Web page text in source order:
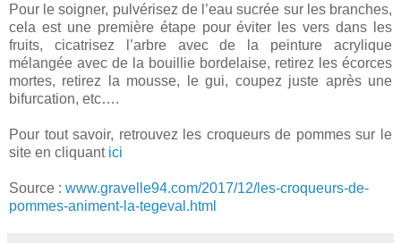
Pour le soigner, pulvérisez de l’eau sucrée sur les branches,
cela est une première étape pour éviter les vers dans les
fruits, cicatrisez l’arbre avec de la peinture acrylique
mélangée avec de la bouillie bordelaise, retirez les écorces
mortes, retirez la mousse, le gui, coupez juste après une
bifurcation, etc….
Pour tout savoir, retrouvez les croqueurs de pommes sur le
site en cliquant ici
Source : www.gravelle94.com/2017/12/les-croqueurs-de-
pommes-animent-la-tegeval.html